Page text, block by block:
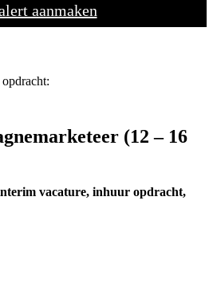
aanmaken
(12 – 16
vacature, inhuur opdracht,